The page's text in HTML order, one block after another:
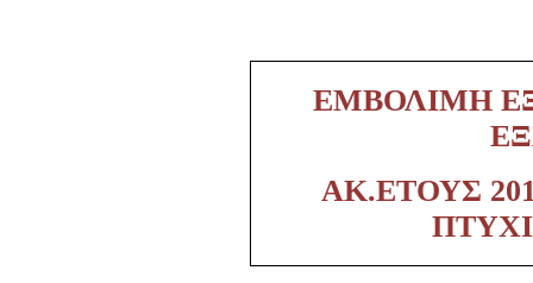
ΕΜΒΟΛΙΜΗ
ΑΚ.ΕΤΟΥΣ